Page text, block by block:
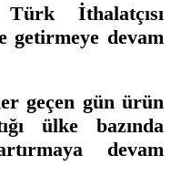
İthalatçısı
getirmeye devam
geçen gün ürün
ülke bazında
devam